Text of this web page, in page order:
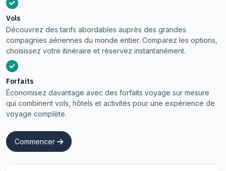
Vols
Découvrez des tarifs abordables auprès des grandes
compagnies aériennes du monde entier. Comparez les options,
choisissez votre itinéraire et réservez instantanément.
Forfaits
Économisez davantage avec des forfaits voyage sur mesure
qui combinent vols, hôtels et activités pour une expérience de
voyage complète.
Commencer